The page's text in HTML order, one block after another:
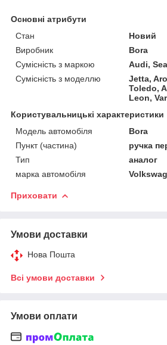
Основні атрибути
Стан
Новий
Виробник
Bora
Сумісність з маркою
Audi,
Сумісність з моделлю
Jetta,
Toledo,
Leon,
Користувальницькі характеристики
Модель автомобіля
Bora
Пункт (частина)
ручка
Тип
аналог
марка автомобіля
Приховати
Умови доставки
Нова Пошта
Всі умови доставки
Умови оплати